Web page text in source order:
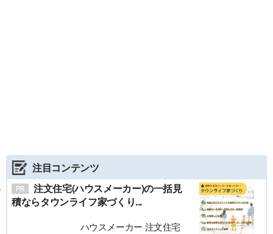
注目コンテンツ
注文住宅(ハウスメーカー)の一括見
積ならタウンライフ家づくり...
ハウスメーカー 注文住宅